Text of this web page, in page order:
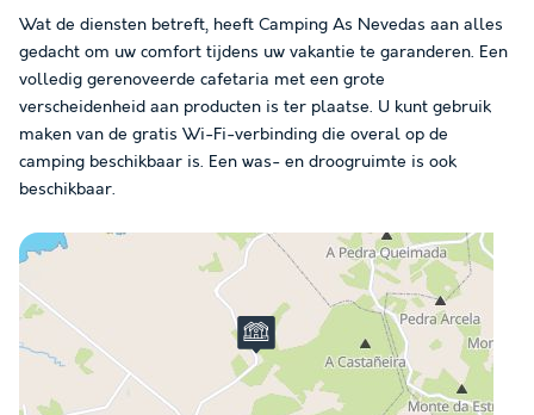
Wat de diensten betreft, heeft Camping As Nevedas aan alles
gedacht om uw comfort tijdens uw vakantie te garanderen. Een
volledig gerenoveerde cafetaria met een grote
verscheidenheid aan producten is ter plaatse. U kunt gebruik
maken van de gratis Wi-Fi-verbinding die overal op de
camping beschikbaar is. Een was- en droogruimte is ook
beschikbaar.